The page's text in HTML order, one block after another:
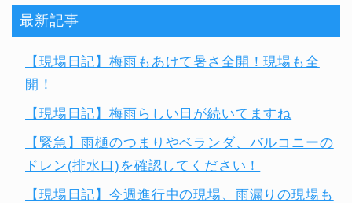
最新記事
【現場日記】梅雨もあけて暑さ全開！現場も全
開！
【現場日記】梅雨らしい日が続いてますね
【緊急】雨樋のつまりやベランダ、バルコニーの
ドレン(排水口)を確認してください！
【現場日記】今週進行中の現場、雨漏りの現場も